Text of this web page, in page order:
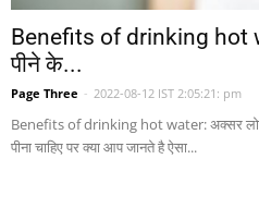
Benefits of drinking hot
पीने के...
Page Three - 2022-08-12 IST 2:05:21: pm
Benefits of drinking hot water: अक्सर लोग
पीना चाहिए पर क्या आप जानते है ऐसा...